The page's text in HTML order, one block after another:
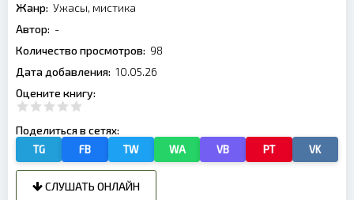
Жанр: Ужасы, мистика
Автор: -
Количество просмотров: 98
Дата добавления: 10.05.26
Оцените книгу:
Поделиться в сетях:
TG FB TW WA VB PT VK
СЛУШАТЬ ОНЛАЙН